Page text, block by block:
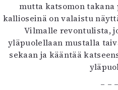
mutta katsomon
kallioseinä on valaistu
Vilmalle revontulista,
yläpuolellaan mustalla
sekaan ja kääntää
– –